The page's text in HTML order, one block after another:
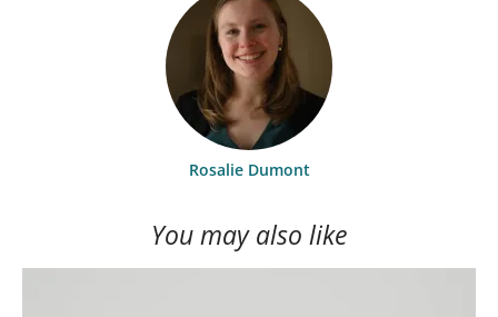
Rosalie Dumont
You may also like